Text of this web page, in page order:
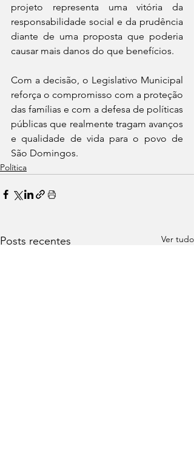
projeto representa uma vitória da
responsabilidade social e da prudência
diante de uma proposta que poderia
causar mais danos do que benefícios.
Com a decisão, o Legislativo Municipal
reforça o compromisso com a proteção
das famílias e com a defesa de políticas
públicas que realmente tragam avanços
e qualidade de vida para o povo de
São Domingos.
Política
Posts recentes Ver tudo